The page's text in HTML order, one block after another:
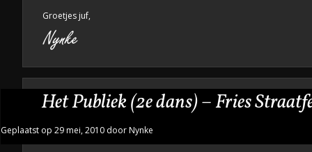
Groetjes juf,
Het Publiek (2e dans) – Fries
Geplaatst op 29 mei, 2010 door Nynke